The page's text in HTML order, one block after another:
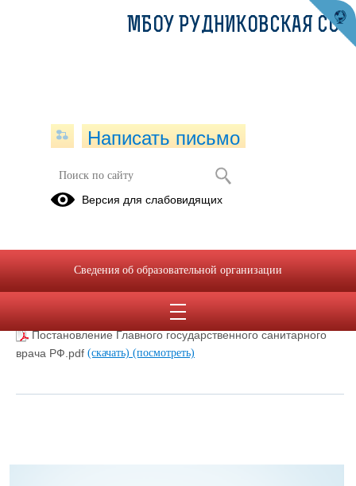
Профилактика распространения
COVID-19
Постановление Главного
государственного врача РФ
Постановление Главного государственного санитарного
врача РФ.pdf (скачать) (посмотреть)
МБОУ РУДНИКОВСКАЯ СОШ
Написать письмо
Версия для слабовидящих
Сведения об образовательной организации